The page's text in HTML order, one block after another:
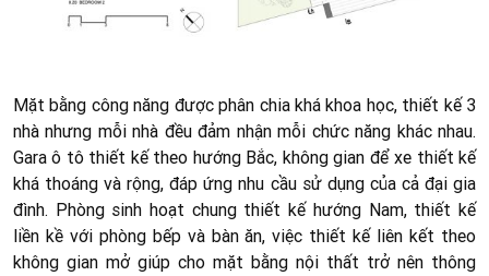
Mặt bằng công năng được phân chia khá khoa học, thiết kế 3
nhà nhưng mỗi nhà đều đảm nhận mỗi chức năng khác nhau.
Gara ô tô thiết kế theo hướng Bắc, không gian để xe thiết kế
khá thoáng và rộng, đáp ứng nhu cầu sử dụng của cả đại gia
đình. Phòng sinh hoạt chung thiết kế hướng Nam, thiết kế
liền kề với phòng bếp và bàn ăn, việc thiết kế liên kết theo
không gian mở giúp cho mặt bằng nội thất trở nên thông